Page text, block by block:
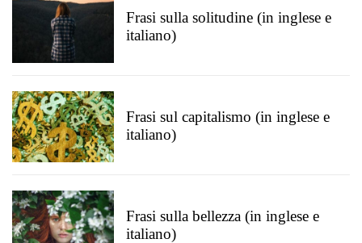
Frasi sulla solitudine (in inglese e
italiano)
Frasi sul capitalismo (in inglese e
italiano)
Frasi sulla bellezza (in inglese e
italiano)